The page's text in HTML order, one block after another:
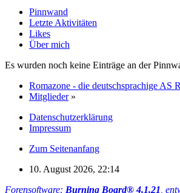
Pinnwand
Letzte Aktivitäten
Likes
Über mich
Es wurden noch keine Einträge an der
Romazone - die deutschsprachige AS
Mitglieder »
Datenschutzerklärung
Impressum
Zum Seitenanfang
10. August 2026, 22:14
Forensoftware: Burning Board® 4.1.21 ,